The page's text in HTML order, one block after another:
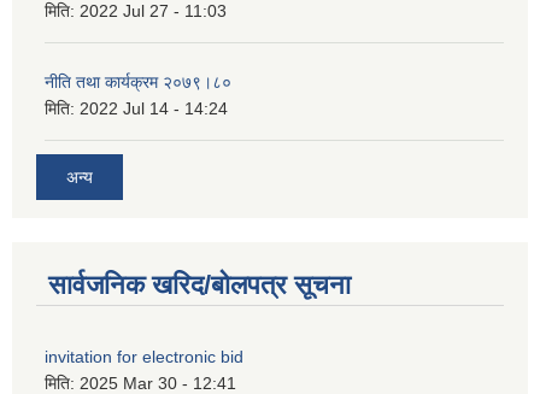
मिति: 2022 Jul 27 - 11:03
नीति तथा कार्यक्रम २०७९।८०
मिति: 2022 Jul 14 - 14:24
अन्य
सार्वजनिक खरिद/बोलपत्र सूचना
invitation for electronic bid
मिति: 2025 Mar 30 - 12:41